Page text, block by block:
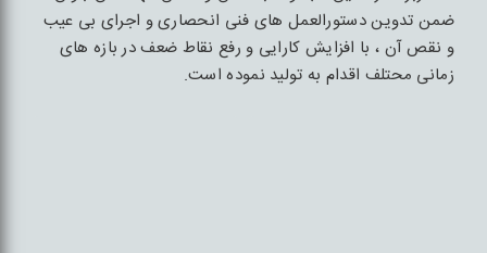
ضمن تدوین دستورالعمل های فنی انحصاری و اجرای بی عیب
و نقص آن ، با افزایش کارایی و رفع نقاط ضعف در بازه های
زمانی محتلف اقدام به تولید نموده است.